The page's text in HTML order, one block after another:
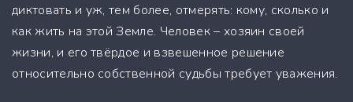
диктовать и уж, тем более, отмерять: кому, сколько и
как жить на этой Земле. Человек – хозяин своей
жизни, и его твёрдое и взвешенное решение
относительно собственной судьбы требует уважения.